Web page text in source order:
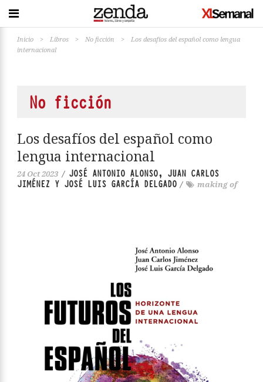
Inicio > Libros > No ficción >
Los desafíos del español como lengua
internacional
No ficción
Los desafíos del español como
lengua internacional
24 Oct 2023 / JOSÉ ANTONIO ALONSO, JUAN CARLOS
JIMÉNEZ Y JOSÉ LUIS GARCÍA DELGADO / making of